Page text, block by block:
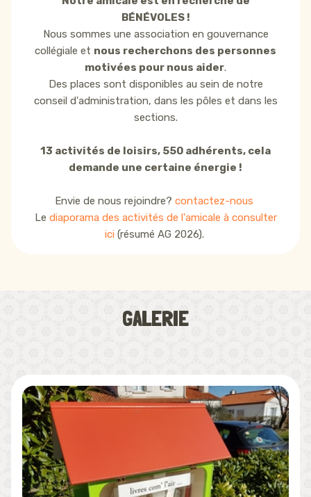
BÉNÉVOLES !
Nous sommes une association en gouvernance
collégiale et nous recherchons des personnes
motivées pour nous aider.
Des places sont disponibles au sein de notre
conseil d'administration, dans les pôles et dans les
sections.
13 activités de loisirs, 550 adhérents, cela
demande une certaine énergie !
Envie de nous rejoindre? contactez-nous
Le diaporama des activités de l'amicale à consulter
ici(résumé AG 2026).
GALERIE